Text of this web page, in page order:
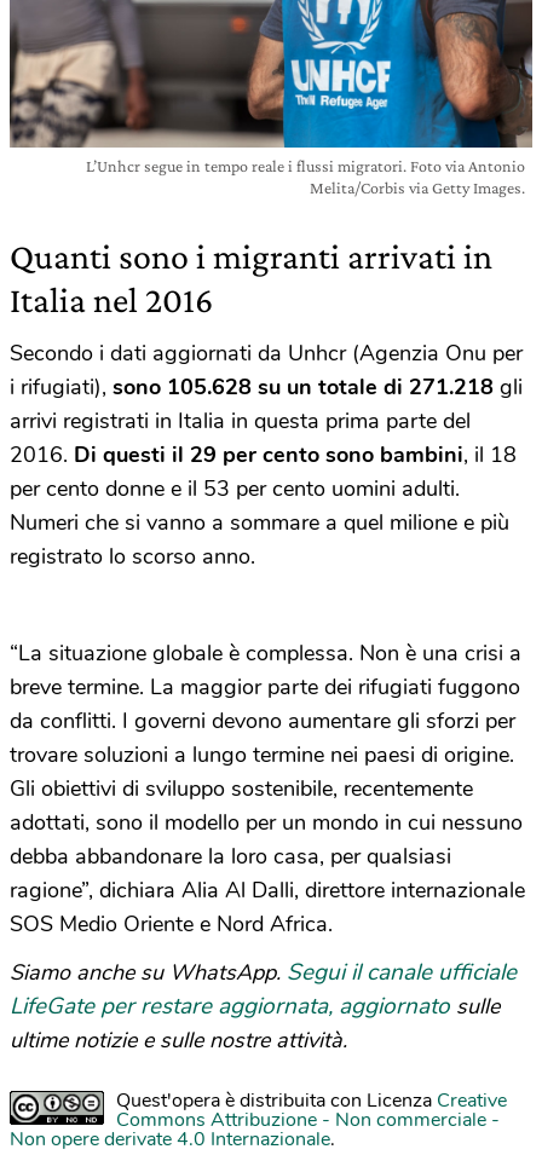
L’Unhcr segue in tempo reale i flussi migratori. Foto via Antonio
Melita/Corbis via Getty Images.
Quanti sono i migranti arrivati in
Italia nel 2016
Secondo i dati aggiornati da Unhcr (Agenzia Onu per
i rifugiati), sono 105.628 su un totale di 271.218 gli
arrivi registrati in Italia in questa prima parte del
2016. Di questi il 29 per cento sono bambini, il 18
per cento donne e il 53 per cento uomini adulti.
Numeri che si vanno a sommare a quel milione e più
registrato lo scorso anno.
“La situazione globale è complessa. Non è una crisi a
breve termine. La maggior parte dei rifugiati fuggono
da conflitti. I governi devono aumentare gli sforzi per
trovare soluzioni a lungo termine nei paesi di origine.
Gli obiettivi di sviluppo sostenibile, recentemente
adottati, sono il modello per un mondo in cui nessuno
debba abbandonare la loro casa, per qualsiasi
ragione”, dichiara Alia Al Dalli, direttore internazionale
SOS Medio Oriente e Nord Africa.
Siamo anche su WhatsApp. Segui il canale ufficiale
LifeGate per restare aggiornata, aggiornato sulle
ultime notizie e sulle nostre attività.
Quest'opera è distribuita con Licenza Creative
Commons Attribuzione - Non commerciale -
Non opere derivate 4.0 Internazionale.